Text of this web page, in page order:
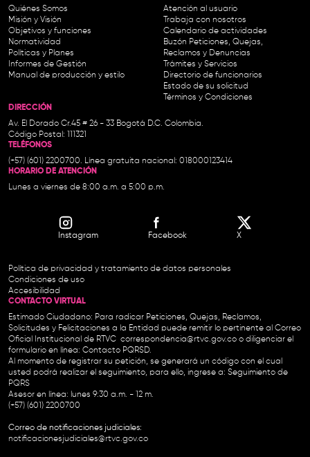
Quiénes Somos
Misión y Visión
Objetivos y funciones
Normatividad
Políticas y Planes
Informes de Gestión
Manual de producción y estilo
Atención al usuario
Trabaja con nosotros
Calendario de actividades
Buzón Peticiones, Quejas,
Reclamos y Denuncias
Trámites y Servicios
Directorio de funcionarios
Estado de su solicitud
Términos y Condiciones
DIRECCIÓN
Av. El Dorado Cr.45 # 26 - 33 Bogotá D.C. Colombia.
Código Postal: 111321
TELÉFONOS
(+57) (601) 2200700. Línea gratuita nacional: 018000123414
HORARIO DE ATENCIÓN
Lunes a viernes de 8:00 a.m. a 5:00 p.m.
Instagram Facebook X
Política de privacidad y tratamiento de datos personales
Condiciones de uso
Accesibilidad
CONTACTO VIRTUAL
Estimado Ciudadano: Para radicar Peticiones, Quejas, Reclamos,
Solicitudes y Felicitaciones a la Entidad puede remitir lo pertinente al Correo
Oficial Institucional de RTVC correspondencia@rtvc.gov.co o diligenciar el
formulario en línea: Contacto PQRSD.
Al momento de registrar su petición, se generará un código con el cual
usted podrá realizar el seguimiento, para ello, ingrese a: Seguimiento de
PQRS
Asesor en línea: lunes 9:30 a.m. - 12 m.
(+57) (601) 2200700
Correo de notificaciones judiciales:
notificacionesjudiciales@rtvc.gov.co